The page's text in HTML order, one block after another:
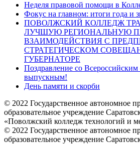
Неделя правовой помощи в
Фокус на главном: итоги года и
ПОВОЛЖСКИЙ КОЛЛЕДЖ
ЛУЧШУЮ РЕГИОНАЛЬНУЮ
ВЗАИМОДЕЙСТВИЯ С
СТРАТЕГИЧЕСКОМ
ГУБЕРНАТОРЕ
Поздравление со Всероссийским
выпускным!
День памяти и скорби
© 2022 Государственное автономное
образовательное учреждение
«Поволжский колледж технологий и
© 2022 Государственное автономное
образовательное учреждение